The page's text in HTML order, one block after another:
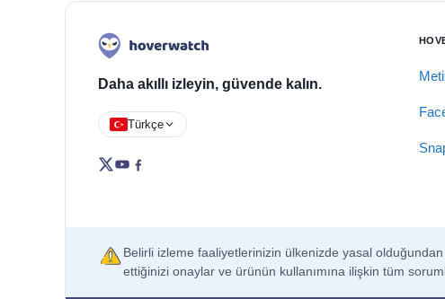
Daha akıllı izleyin, güvende kalın.
Türkçe
Belirli izleme faaliyetlerinizin ülkenizde yasal
ettiğinizi onaylar ve ürünün kullanımına ilişkin tüm